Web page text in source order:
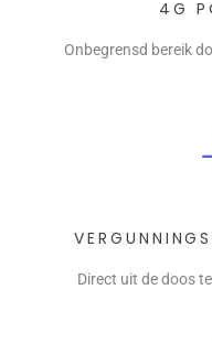
4G
Onbegrensd bereik
Direct uit de doos